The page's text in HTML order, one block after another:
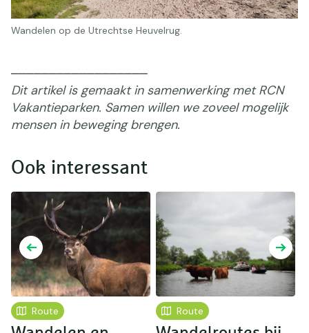
Wandelen op de Utrechtse Heuvelrug.
Dit artikel is gemaakt in samenwerking met RCN
Vakantieparken. Samen willen we zoveel mogelijk
mensen in beweging brengen.
Ook interessant
Route Route